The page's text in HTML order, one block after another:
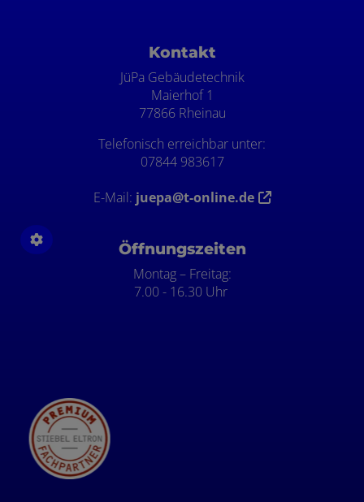
Kontakt
JüPa Gebäudetechnik
Maierhof 1
77866 Rheinau
Telefonisch erreichbar unter:
07844 983617
E-Mail: juepa@t-online.de
Öffnungszeiten
Montag – Freitag:
7.00 - 16.30 Uhr